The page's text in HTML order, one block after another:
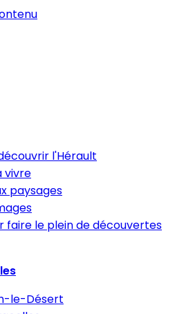
l'Hérault
vivre
paysages
faire le plein de découvertes
le-Désert